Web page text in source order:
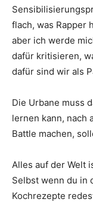
flach, was Rapper
aber ich werde
dafür kritisieren,
dafür sind wir als
Die Urbane muss
lernen kann, nach
Battle machen,
Alles auf der Welt
Selbst wenn du in
Kochrezepte